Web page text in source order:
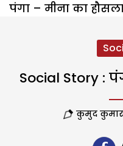
पंगा – मीना का
Social Story :
कुमुद कुमार